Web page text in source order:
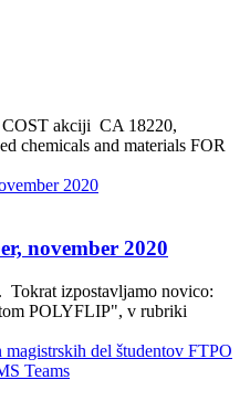
COST akciji CA 18220,
chemicals and materials FOR
november 2020
izpostavljamo novico:
POLYFLIP", v rubriki